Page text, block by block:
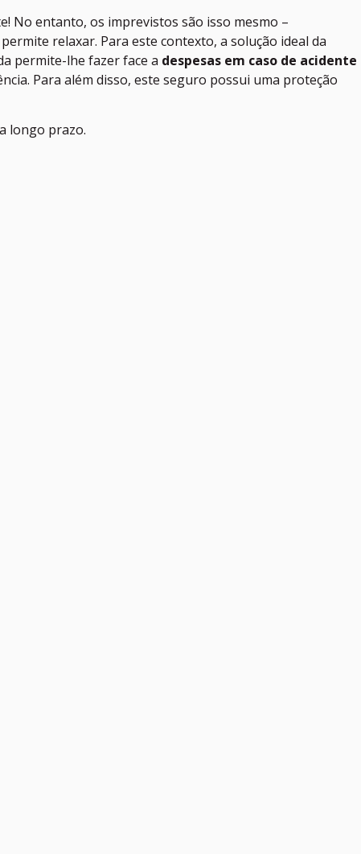
No entanto, os imprevistos são isso mesmo –
relaxar. Para este contexto, a solução ideal da
permite-lhe fazer face a despesas em caso de acidente
Para além disso, este seguro possui uma proteção
longo prazo.